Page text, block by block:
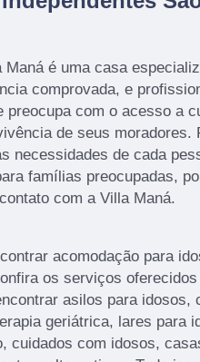
é uma casa
comprovada, e
preocupa com o acesso a
de seus moradores.
necessidades de cada
famílias preocupadas,
com a Villa Maná.
acomodação para
os serviços
asilos para idosos,
geriátrica, lares para
cuidados com idosos,